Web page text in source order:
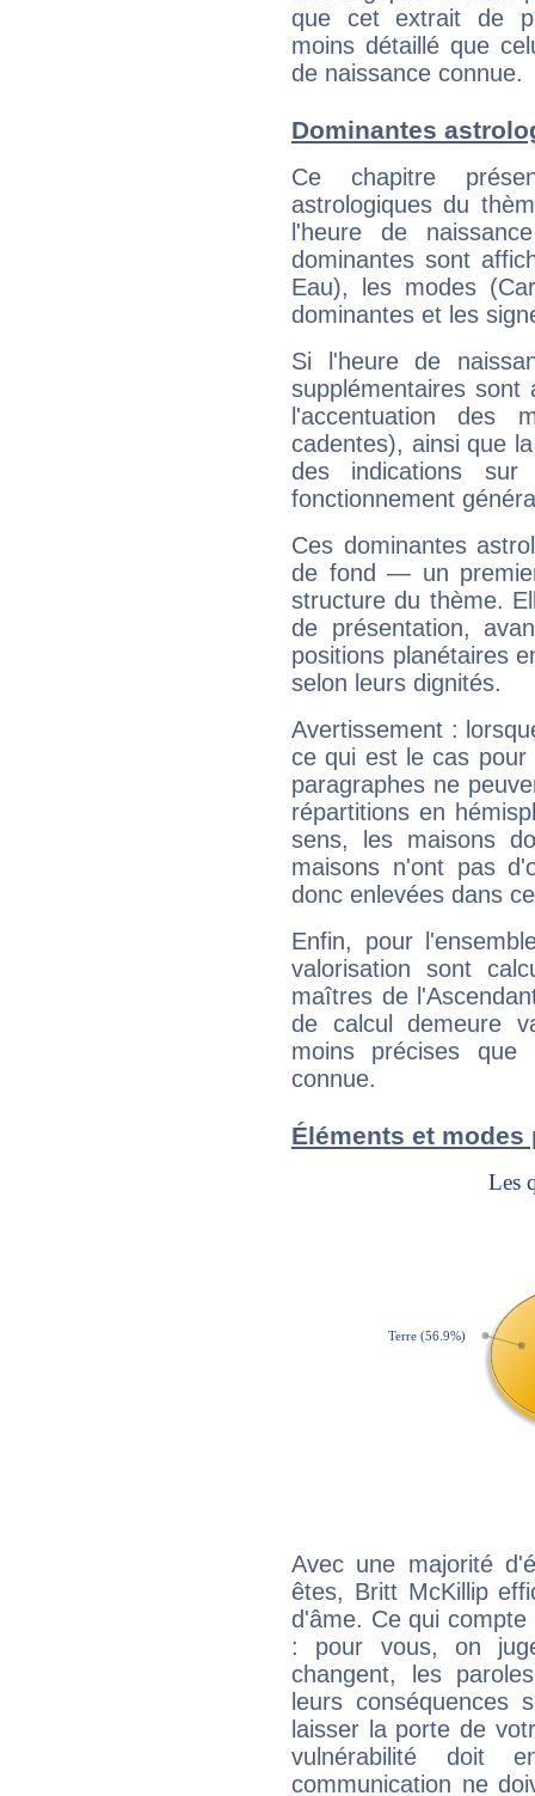
que cet extrait de
moins détaillé que
de naissance connue.
Dominantes
Ce chapitre
astrologiques du
l'heure de
dominantes sont
Eau), les modes
dominantes et les
Si l'heure de
supplémentaires sont
l'accentuation des
cadentes), ainsi que
des indications sur
fonctionnement
Ces dominantes
de fond — un
structure du thème.
de présentation,
positions planétaires
selon leurs dignités.
Avertissement :
ce qui est le cas pour
paragraphes ne
répartitions en
sens, les maisons
maisons n'ont pas
donc enlevées dans
Enfin, pour
valorisation sont
maîtres de
de calcul demeure
moins précises que
connue.
Éléments et
Avec une majorité
êtes, Britt McKillip
d'âme. Ce qui
: pour vous, on
changent, les
leurs conséquences
laisser la porte de
vulnérabilité doit
communication ne